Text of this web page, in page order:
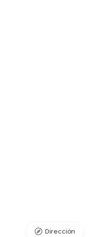
Dirección